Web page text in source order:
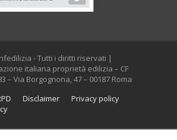
- Tutti i diritti riservati |
italiana proprietà edilizia – CF
– Via Borgognona, 47 – 00187 Roma
Disclaimer
Privacy policy